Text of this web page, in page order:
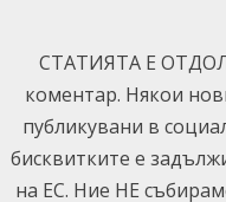
content
СТАТИЯТА Е
коментар. Някои
публикувани в
бисквитките е
на ЕС. Ние НЕ